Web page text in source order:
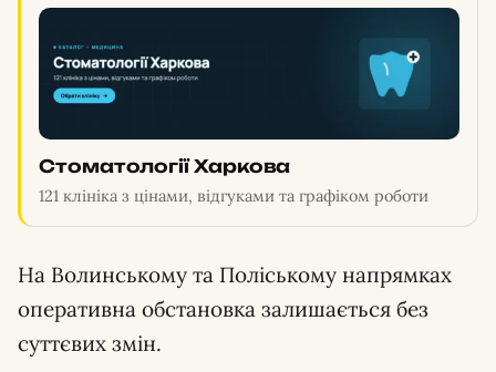
Стоматології Харкова
121 клініка з цінами, відгуками та графіком роботи
На Волинському та Поліському напрямках
оперативна обстановка залишається без
суттєвих змін.